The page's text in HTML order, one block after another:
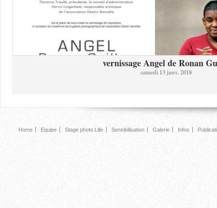
vernissage Angel de Ronan
samedi 13 janv. 2018
Home Equipe Stage photo Lille Sensibilisation Galerie Infos